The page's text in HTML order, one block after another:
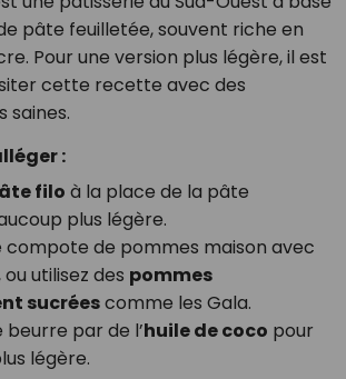
pâte feuilletée, souvent riche en
Pour une version plus légère, il est
cette recette avec des
saines.
:
filo à la place de la pâte
plus légère.
compote de pommes maison avec
utilisez des pommes
sucréescomme les Gala.
par de l’huile de coco pour
légère.